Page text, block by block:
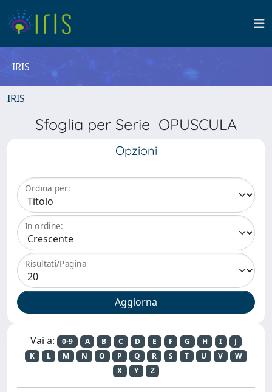
IRIS
IRIS
Sfoglia per Serie OPUSCULA
Opzioni
Ordina per:
In ordine:
Risultati/Pagina
Vai a: 0-9 A B C D E F G H I
J
K
L M N O P Q R S T U V
W
X
Y Z